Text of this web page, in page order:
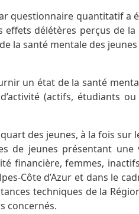
questionnaire quantitatif a
délétères perçus de
la santé mentale des
un état de la santé
(actifs, étudiants
des jeunes, à la fois sur
de jeunes présentant une
financière, femmes,
Côte d’Azur et dans le
techniques de la
concernés.